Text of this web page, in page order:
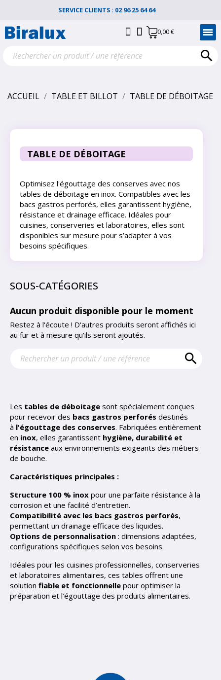
SERVICE CLIENTS : 02 96 25 64 64
0,00 €

ACCUEIL TABLE ET BILLOT TABLE DE DÉBOITAGE
TABLE DE DÉBOITAGE
Optimisez l'égouttage des conserves avec nos
tables de déboitage en inox. Compatibles avec les
bacs gastros perforés, elles garantissent hygiène,
résistance et drainage efficace. Idéales pour
cuisines, conserveries et laboratoires, elles sont
disponibles sur mesure pour s’adapter à vos
besoins spécifiques.
SOUS-CATÉGORIES
Aucun produit disponible pour le moment
Restez à l'écoute ! D'autres produits seront affichés ici
au fur et à mesure qu'ils seront ajoutés.

Les tables de déboitage sont spécialement conçues
pour recevoir des bacs gastros perforés destinés
à l'égouttage des conserves. Fabriquées entièrement
en inox, elles garantissent hygiène, durabilité et
résistance aux environnements exigeants des métiers
de bouche.
Caractéristiques principales :
Structure 100 % inox pour une parfaite résistance à la
corrosion et une facilité d’entretien.
Compatibilité avec les bacs gastros perforés,
permettant un drainage efficace des liquides.
Options de personnalisation : dimensions adaptées,
configurations spécifiques selon vos besoins.
Idéales pour les cuisines professionnelles, conserveries
et laboratoires alimentaires, ces tables offrent une
solution fiable et fonctionnelle pour optimiser la
préparation et l’égouttage des produits alimentaires.